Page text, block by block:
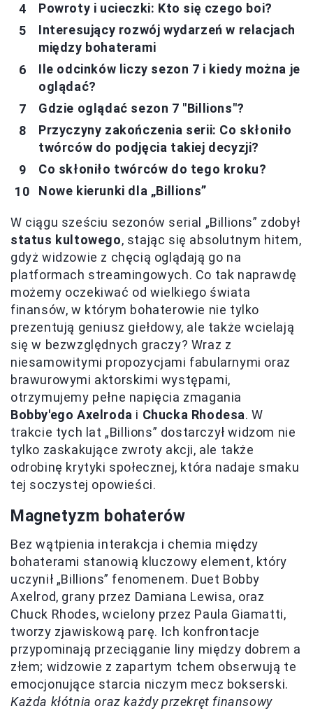
Powroty i ucieczki: Kto się czego boi?
Interesujący rozwój wydarzeń w relacjach
między bohaterami
Ile odcinków liczy sezon 7 i kiedy można je
oglądać?
Gdzie oglądać sezon 7 "Billions"?
Przyczyny zakończenia serii: Co skłoniło
twórców do podjęcia takiej decyzji?
Co skłoniło twórców do tego kroku?
Nowe kierunki dla „Billions”
W ciągu sześciu sezonów serial „Billions” zdobył
status kultowego, stając się absolutnym hitem,
gdyż widzowie z chęcią oglądają go na
platformach streamingowych. Co tak naprawdę
możemy oczekiwać od wielkiego świata
finansów, w którym bohaterowie nie tylko
prezentują geniusz giełdowy, ale także wcielają
się w bezwzględnych graczy? Wraz z
niesamowitymi propozycjami fabularnymi oraz
brawurowymi aktorskimi występami,
otrzymujemy pełne napięcia zmagania
Bobby'ego Axelroda i Chucka Rhodesa. W
trakcie tych lat „Billions” dostarczył widzom nie
tylko zaskakujące zwroty akcji, ale także
odrobinę krytyki społecznej, która nadaje smaku
tej soczystej opowieści.
Magnetyzm bohaterów
Bez wątpienia interakcja i chemia między
bohaterami stanowią kluczowy element, który
uczynił „Billions” fenomenem. Duet Bobby
Axelrod, grany przez Damiana Lewisa, oraz
Chuck Rhodes, wcielony przez Paula Giamatti,
tworzy zjawiskową parę. Ich konfrontacje
przypominają przeciąganie liny między dobrem a
złem; widzowie z zapartym tchem obserwują te
emocjonujące starcia niczym mecz bokserski.
Każda kłótnia oraz każdy przekręt finansowy